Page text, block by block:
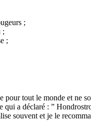
;
;
;
tout le monde et ne
a déclaré : ”
souvent et je le